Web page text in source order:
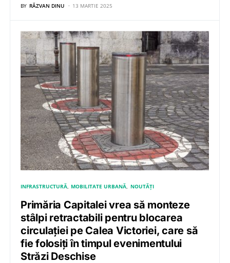
BY RĂZVAN DINU 13 MARTIE 2025
INFRASTRUCTURĂ MOBILITATE URBANĂ NOUTĂȚI
Primăria Capitalei vrea să monteze
stâlpi retractabili pentru blocarea
circulației pe Calea Victoriei, care să
fie folosiți în timpul evenimentului
Străzi Deschise